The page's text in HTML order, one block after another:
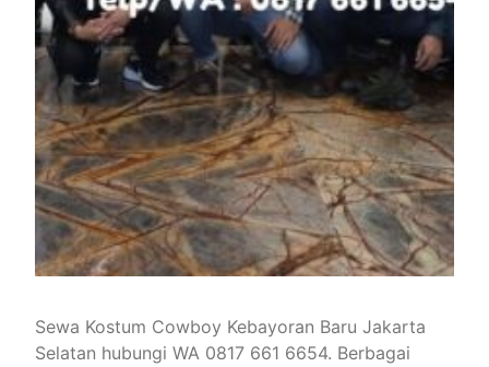
Sewa Kostum Cowboy Kebayoran Baru Jakarta
Selatan hubungi WA 0817 661 6654. Berbagai